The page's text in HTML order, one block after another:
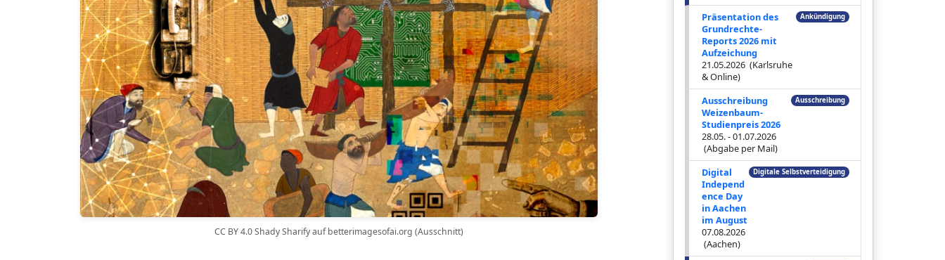
CC BY 4.0 Shady Sharify auf betterimagesofai.org (Ausschnitt)
Präsentation des
Grundrechte-
Reports 2026 mit
Aufzeichung
21.05.2026 (Karlsruhe
& Online)
Ankündigung
Ausschreibung
Weizenbaum-
Studienpreis 2026
28.05. - 01.07.2026
(Abgabe per Mail)
Ausschreibung
Digital
Independ
ence Day
in Aachen
im August
07.08.2026
(Aachen)
Digitale Selbstverteidigung